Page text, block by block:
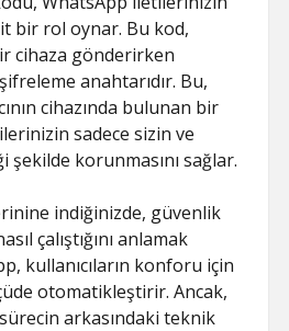
bir rol oynar. Bu kod,
cihaza gönderirken
anahtarıdır. Bu,
cihazında bulunan bir
sadece sizin ve
şekilde korunmasını sağlar.
indiğinizde, güvenlik
çalıştığını anlamak
kullanıcıların konforu için
otomatikleştirir. Ancak,
arkasındaki teknik